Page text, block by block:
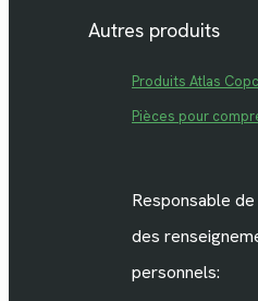
Autres produits
Produits Atlas
Pièces pour
Responsable
des
personnels: